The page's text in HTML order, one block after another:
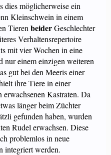
dies möglicherweise ein
Kleinschwein in einem
Tieren beiderGeschlechter
Verhaltensrepertoire
mit vier Wochen in eine
nur einem einzigen weiteren
gut bei den Meeris einer
ihre Tiere in einer
Kastraten. Da
länger beim Züchter
gefunden haben, wurden
Rudel erwachsen. Diese
problemlos in neue
integriert werden.